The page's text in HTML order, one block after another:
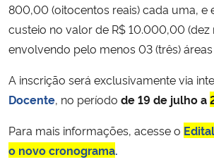
800,00 (oitocentos reais) cada uma, e
custeio no valor de R$ 10.000,00 (dez
envolvendo pelo menos 03 (três) áreas
A inscrição será exclusivamente via
Docente, no período de 19 de julho a
Para mais informações, acesse o
o novo cronograma.